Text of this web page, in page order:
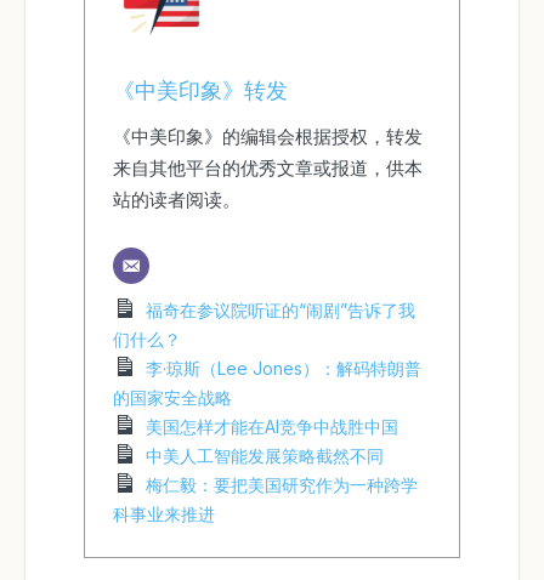
《中美印象》转发
《中美印象》的编辑会根据授权，转发
来自其他平台的优秀文章或报道，供本
站的读者阅读。
福奇在参议院听证的“闹剧”告诉了我
们什么？
李·琼斯（Lee Jones）：解码特朗普
的国家安全战略
美国怎样才能在AI竞争中战胜中国
中美人工智能发展策略截然不同
梅仁毅：要把美国研究作为一种跨学
科事业来推进